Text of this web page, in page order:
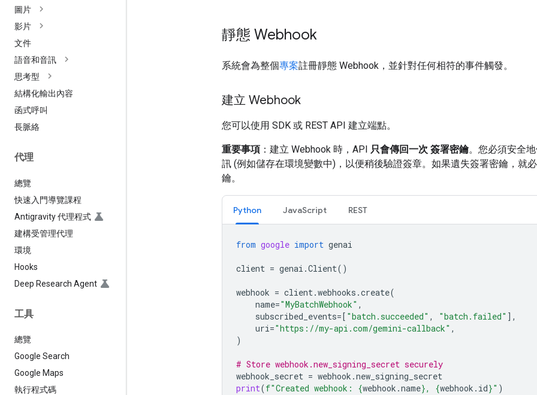
圖片
影片
文件
語音和音訊
思考型
結構化輸出內容
函式呼叫
長脈絡
代理
總覽
快速入門導覽課程
Antigravity 代理程式
建構受管理代理
環境
Hooks
Deep Research Agent
工具
總覽
Google Search
Google Maps
執行程式碼
靜態 Webhook
系統會為整個專案註冊靜態 Webhook，並針對任何相符的事件觸發。
建立 Webhook
您可以使用 SDK 或 REST API 建立端點。
重要事項 ：建立 Webhook 時，API 只會傳回一次 簽署密鑰。您必須安全
訊 (例如儲存在環境變數中)，以便稍後驗證簽章。如果遺失簽署密鑰，就
鑰。
Python JavaScript REST
from google import genai
client = genai .Client()
webhook = client.webhooks .create(
name="MyBatchWebhook" ,
subscribed_events=[ "batch.succeeded" , "batch.failed" ],
uri="https://my-api.com/gemini-callback" ,
)
# Store webhook.new_signing_secret securely
webhook_secret = webhook .new_signing_secret
print(f"Created webhook: {webhook .name}, {webhook . id}" )